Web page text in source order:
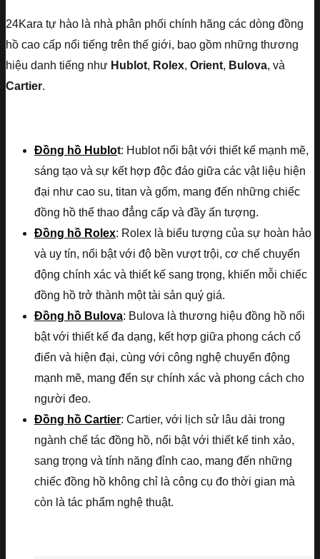
24Kara tự hào là nhà phân phối chính hãng các dòng đồng
hồ cao cấp nổi tiếng trên thế giới, bao gồm những thương
hiệu danh tiếng như Hublot, Rolex, Orient, Bulova, và
Cartier.
Đồng hồ Hublot: Hublot nổi bật với thiết kế mạnh mẽ,
sáng tạo và sự kết hợp độc đáo giữa các vật liệu hiện
đại như cao su, titan và gốm, mang đến những chiếc
đồng hồ thể thao đẳng cấp và đầy ấn tượng.
Đồng hồ Rolex: Rolex là biểu tượng của sự hoàn hảo
và uy tín, nổi bật với độ bền vượt trội, cơ chế chuyển
động chính xác và thiết kế sang trọng, khiến mỗi chiếc
đồng hồ trở thành một tài sản quý giá.
Đồng hồ Bulova: Bulova là thương hiệu đồng hồ nổi
bật với thiết kế đa dạng, kết hợp giữa phong cách cổ
điển và hiện đại, cùng với công nghệ chuyển động
mạnh mẽ, mang đến sự chính xác và phong cách cho
người đeo.
Đồng hồ Cartier: Cartier, với lịch sử lâu dài trong
ngành chế tác đồng hồ, nổi bật với thiết kế tinh xảo,
sang trọng và tính năng đỉnh cao, mang đến những
chiếc đồng hồ không chỉ là công cụ đo thời gian mà
còn là tác phẩm nghệ thuật.